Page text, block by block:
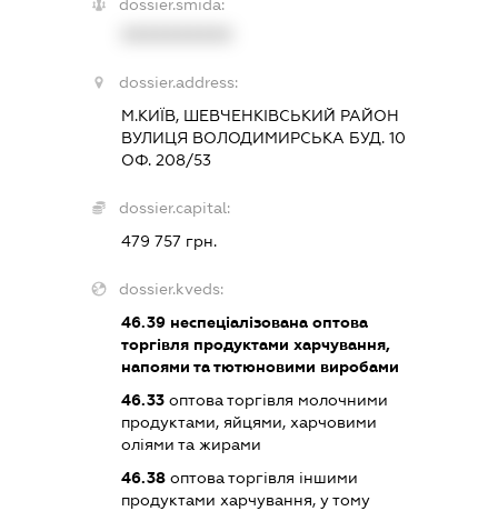
dossier.smida:
dossier.address:
М.КИЇВ, ШЕВЧЕНКІВСЬКИЙ РАЙОН
ВУЛИЦЯ ВОЛОДИМИРСЬКА БУД. 10
ОФ. 208/53
dossier.capital:
479 757 грн.
dossier.kveds:
46.39неспеціалізована оптова
торгівля продуктами харчування,
напоями та тютюновими виробами
46.33оптова торгівля молочними
продуктами, яйцями, харчовими
оліями та жирами
46.38оптова торгівля іншими
продуктами харчування, у тому